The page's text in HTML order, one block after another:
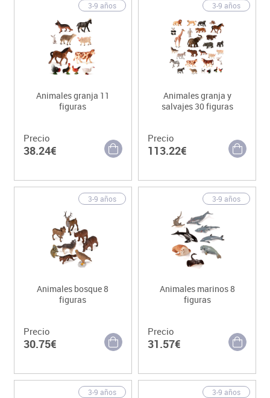
3-9 años
Animales granja 11
figuras
Precio
38.24€
3-9 años
Animales granja y
salvajes 30 figuras
Precio
113.22€
3-9 años
Animales bosque 8
figuras
Precio
30.75€
3-9 años
Animales marinos 8
figuras
Precio
31.57€
3-9 años 3-9 años